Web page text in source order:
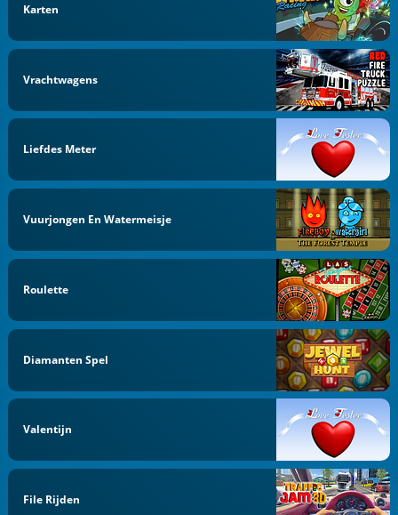
Karten
Vrachtwagens
Liefdes Meter
Vuurjongen En Watermeisje
Roulette
Diamanten Spel
Valentijn
File Rijden